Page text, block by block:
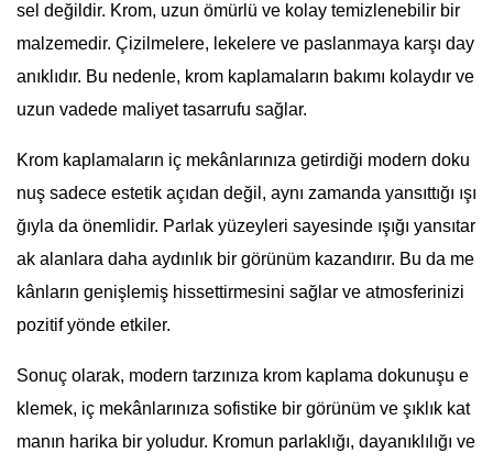
sel değildir. Krom, uzun ömürlü ve kolay temizlenebilir bir
malzemedir. Çizilmelere, lekelere ve paslanmaya karşı day
anıklıdır. Bu nedenle, krom kaplamaların bakımı kolaydır ve
uzun vadede maliyet tasarrufu sağlar.
Krom kaplamaların iç mekânlarınıza getirdiği modern doku
nuş sadece estetik açıdan değil, aynı zamanda yansıttığı ışı
ğıyla da önemlidir. Parlak yüzeyleri sayesinde ışığı yansıtar
ak alanlara daha aydınlık bir görünüm kazandırır. Bu da me
kânların genişlemiş hissettirmesini sağlar ve atmosferinizi
pozitif yönde etkiler.
Sonuç olarak, modern tarzınıza krom kaplama dokunuşu e
klemek, iç mekânlarınıza sofistike bir görünüm ve şıklık kat
manın harika bir yoludur. Kromun parlaklığı, dayanıklılığı ve